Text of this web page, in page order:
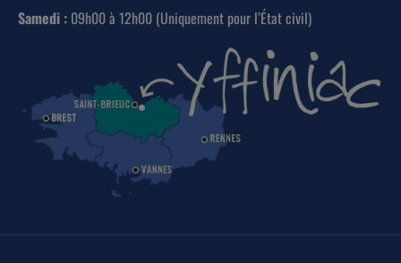
Samedi : 09h00 à 12h00 (Uniquement pour l’État civil)